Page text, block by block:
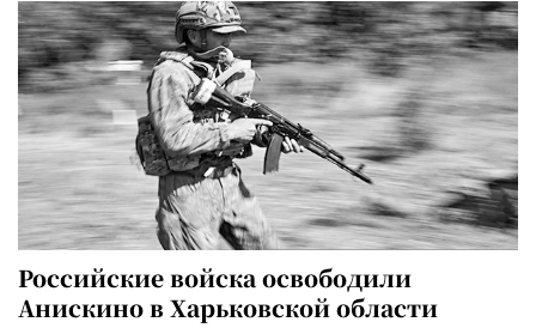
Российские войска освободили
Анискино в Харьковской области